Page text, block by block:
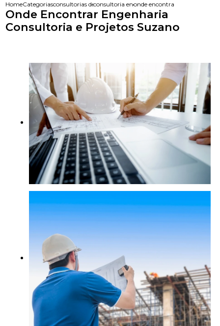
HomeCategoriasconsultorias de engenhariaconsultoria engenharia civilonde encontrar engenharia
Onde Encontrar Engenharia
Consultoria e Projetos Suzano